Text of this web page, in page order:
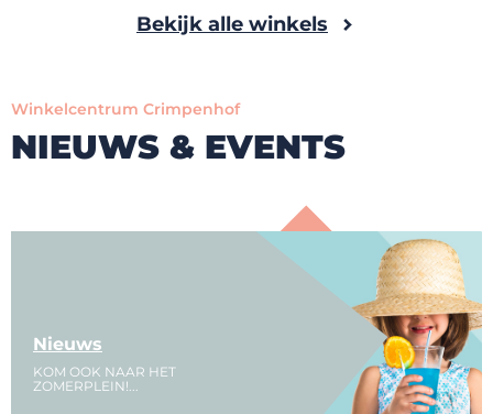
Bekijk alle winkels
Winkelcentrum Crimpenhof
NIEUWS & EVENTS
Nieuws
KOM OOK NAAR HET
ZOMERPLEIN!...